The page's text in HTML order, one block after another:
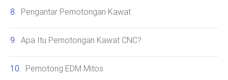
Pengantar Pemotongan Kawat
Apa Itu Pemotongan Kawat CNC?
Pemotong EDM Mitos